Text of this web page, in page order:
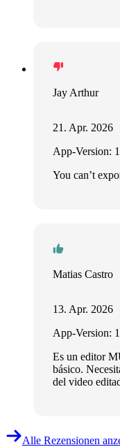
Jay Arthur
21. Apr. 2026
App-Version:
You can’t
Matias Castro
13. Apr. 2026
App-Version:
Es un editor
básico.
del video
Alle Rezensionen